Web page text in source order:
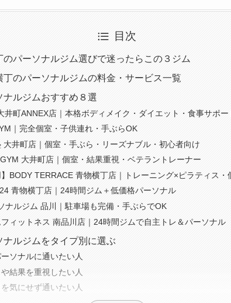
目次
のパーソナルジム選びで迷ったらこの３ジム
丁のパーソナルジムの料金・サービス一覧
ナルジムおすすめ８選
井町ANNEX店｜本格ボディメイク・ダイエット・食事サポー
｜完全個室・子供連れ・手ぶらOK
大井町店｜個室・手ぶら・リーズナブル・初心者向け
大井町店｜個室・結果重視・ベテラントレーナー
BODY TERRACE 青物横丁店｜トレーニング×ピラティス・
青物横丁店｜24時間ジム＋低価格パーソナル
ナルジム 品川｜駐車場も完備・手ぶらでOK
ィットネス 南品川店｜24時間ジムで自主トレ＆パーソナル
ナルジムをタイプ別に選ぶ
ソナルに通いたい人
結果を重視したい人
気にせず通いたい人